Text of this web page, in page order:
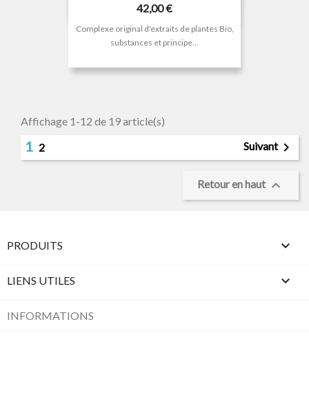
Prix
42,00 €
Complexe original d'extraits de plantes Bio,
substances et principe...
Affichage 1-12 de 19 article(s)
1 2 Suivant
Retour en haut 
PRODUITS 
LIENS UTILES 
INFORMATIONS